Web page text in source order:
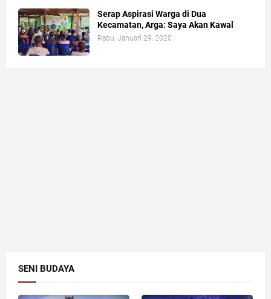
Serap Aspirasi Warga di Dua
Kecamatan, Arga: Saya Akan Kawal
Rabu, Januari 29, 2020
SENI BUDAYA